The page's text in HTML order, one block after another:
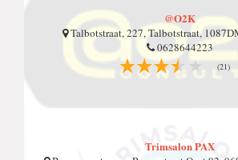
@O2K
Talbotstraat, 227, Talbotstraat,
0628644223
(21)
Trimsalon PAX